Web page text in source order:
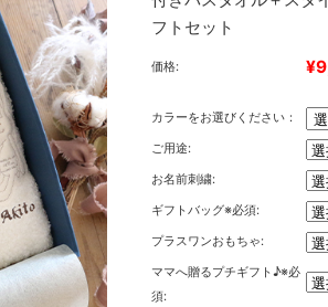
フトセット
価格:
カラーをお選びください：
ご用途:
お名前刺繍:
ギフトバッグ※必須:
プラスワンおもちゃ:
ママへ贈るプチギフト♪※必
須: